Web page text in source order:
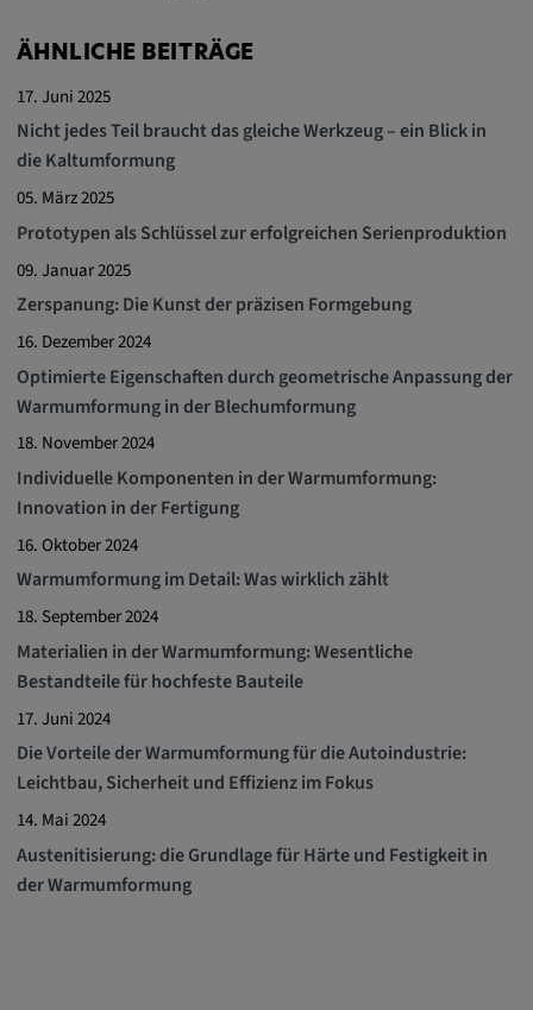
ÄHNLICHE BEITRÄGE
17. Juni 2025
Nicht jedes Teil braucht das gleiche Werkzeug – ein Blick in
die Kaltumformung
05. März 2025
Prototypen als Schlüssel zur erfolgreichen Serienproduktion
09. Januar 2025
Zerspanung: Die Kunst der präzisen Formgebung
16. Dezember 2024
Optimierte Eigenschaften durch geometrische Anpassung der
Warmumformung in der Blechumformung
18. November 2024
Individuelle Komponenten in der Warmumformung:
Innovation in der Fertigung
16. Oktober 2024
Warmumformung im Detail: Was wirklich zählt
18. September 2024
Materialien in der Warmumformung: Wesentliche
Bestandteile für hochfeste Bauteile
17. Juni 2024
Die Vorteile der Warmumformung für die Autoindustrie:
Leichtbau, Sicherheit und Effizienz im Fokus
14. Mai 2024
Austenitisierung: die Grundlage für Härte und Festigkeit in
der Warmumformung